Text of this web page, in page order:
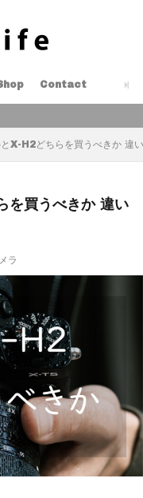
Contact
H2どちらを買うべきか 違
買うべきか 違い
ラ